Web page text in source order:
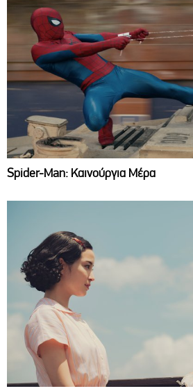
Spider-Man: Καινούργια Μέρα